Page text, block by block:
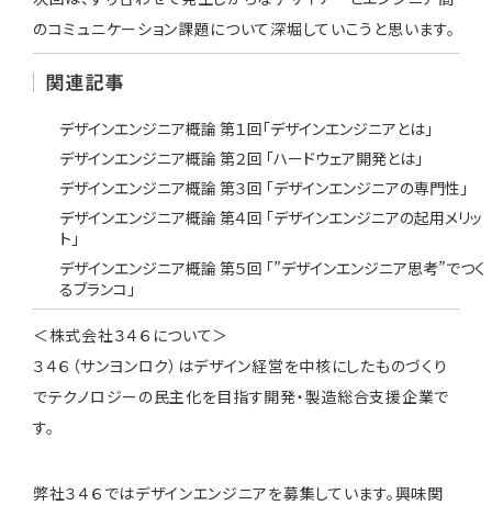
のコミュニケーション課題について深堀していこうと思います。
関連記事
デザインエンジニア概論 第１回「デザインエンジニアとは」
デザインエンジニア概論 第２回 「ハードウェア開発とは」
デザインエンジニア概論 第３回 「デザインエンジニアの専門性」
デザインエンジニア概論 第４回 「デザインエンジニアの起用メリッ
ト」
デザインエンジニア概論 第５回 「”デザインエンジニア思考”でつく
るブランコ」
＜株式会社３４６について＞
３４６（サンヨンロク）はデザイン経営を中核にしたものづくり
でテクノロジーの民主化を目指す開発・製造総合支援企業で
す。
弊社３４６ではデザインエンジニアを募集しています。興味関